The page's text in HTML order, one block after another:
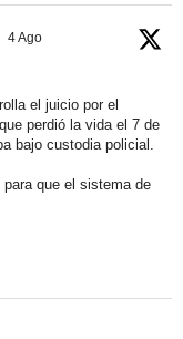
4 Ago
el juicio por el
perdió la vida el 7 de
bajo custodia policial.
que el sistema de